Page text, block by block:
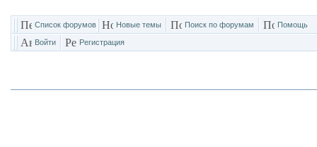
Список форумов Новые темы Поиск по форумам Помощь
Войти Регистрация